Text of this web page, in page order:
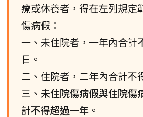
療或休養者，得在左列規定
傷病假：
一、未住院者，一年內合計
日。
二、住院者，二年內合計不
三、 未住院傷病假與住院傷
計不得超過一年 。